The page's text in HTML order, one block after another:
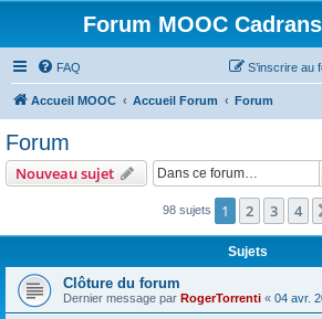
Forum MOOC
FAQ S’inscrire au
Accueil MOOC Accueil Forum Forum
Forum
Nouveau sujet
98 sujets 1 2 3 4
Sujets
Clôture du forum
Dernier message par RogerTorrenti « 04 avr.